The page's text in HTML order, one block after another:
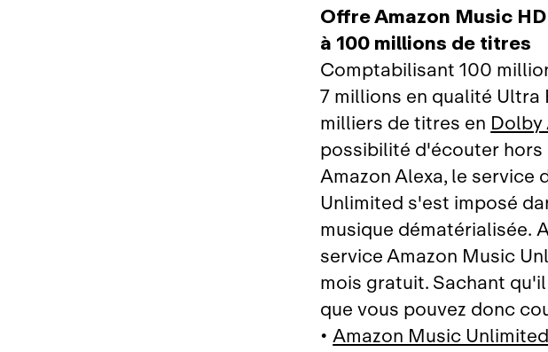
Offre Amazon Music
à 100 millions de titres
Comptabilisant 100
7 millions en qualité Ultra
milliers de titres enDolby
possibilité d'écouter
Amazon Alexa, le service
Unlimited s'est imposé
musique dématérialisée.
service Amazon Music
mois gratuit. Sachant
que vous pouvez donc
•Amazon Music